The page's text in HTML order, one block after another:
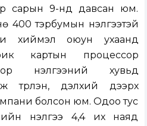
сарын 9-нд давсан юм.
400 тэрбумын үнэлгээтэй
хиймэл оюун ухаанд
картын процессор
үнэлгээний хувьд
түрүүлэн, дэлхий дээрх
болсон юм. Одоо тус
үнэлгээ 4,4 их наяд